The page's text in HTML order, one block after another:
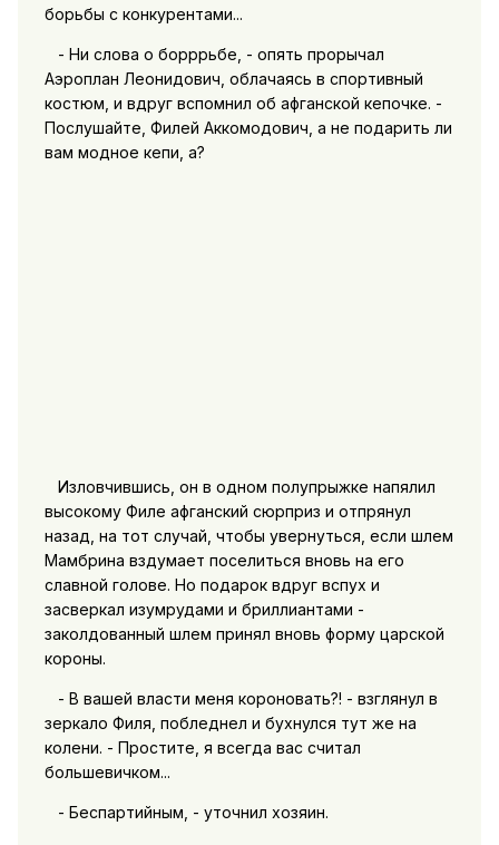
борьбы с конкурентами...
- Ни слова о борррьбе, - опять прорычал
Аэроплан Леонидович, облачаясь в спортивный
костюм, и вдруг вспомнил об афганской кепочке. -
Послушайте, Филей Аккомодович, а не подарить ли
вам модное кепи, а?
Изловчившись, он в одном полупрыжке напялил
высокому Филе афганский сюрприз и отпрянул
назад, на тот случай, чтобы увернуться, если шлем
Мамбрина вздумает поселиться вновь на его
славной голове. Но подарок вдруг вспух и
засверкал изумрудами и бриллиантами -
заколдованный шлем принял вновь форму царской
короны.
- В вашей власти меня короновать?! - взглянул в
зеркало Филя, побледнел и бухнулся тут же на
колени. - Простите, я всегда вас считал
большевичком...
- Беспартийным, - уточнил хозяин.